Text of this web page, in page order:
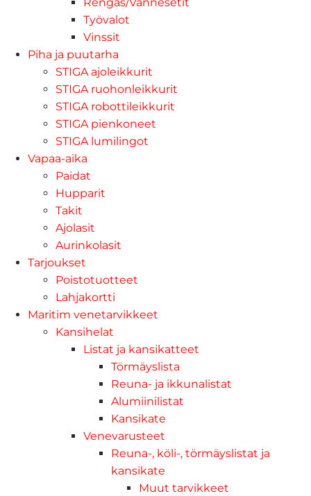
Rengas/Vannesetit
Työvalot
Vinssit
Piha ja puutarha
STIGA ajoleikkurit
STIGA ruohonleikkurit
STIGA robottileikkurit
STIGA pienkoneet
STIGA lumilingot
Vapaa-aika
Paidat
Hupparit
Takit
Ajolasit
Aurinkolasit
Tarjoukset
Poistotuotteet
Lahjakortti
Maritim venetarvikkeet
Kansihelat
Listat ja kansikatteet
Törmäyslista
Reuna- ja ikkunalistat
Alumiinilistat
Kansikate
Venevarusteet
Reuna-, köli-, törmäyslistat ja
kansikate
Muut tarvikkeet